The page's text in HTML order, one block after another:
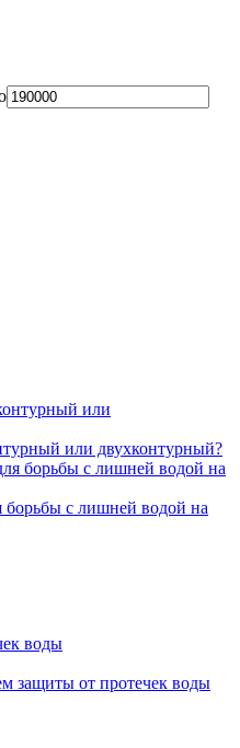
или двухконтурный?
с лишней водой на
воды
защиты от протечек воды